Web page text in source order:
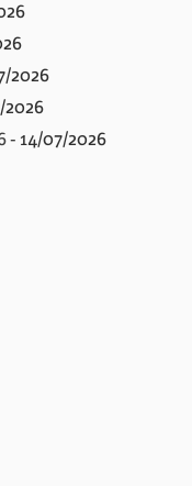
2026
2026
- 14/07/2026